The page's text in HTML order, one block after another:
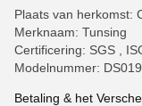
Plaats van herkomst:
Merknaam: Tunsing
Certificering: SGS ,
Modelnummer:
Betaling & het